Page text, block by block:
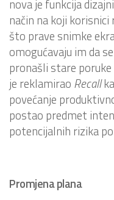
nova je funkcija
način na koji
što prave snimke
omogućavaju im da
pronašli stare
je reklamirao Recall
povećanje
postao predmet
potencijalnih rizika
Promjena plana